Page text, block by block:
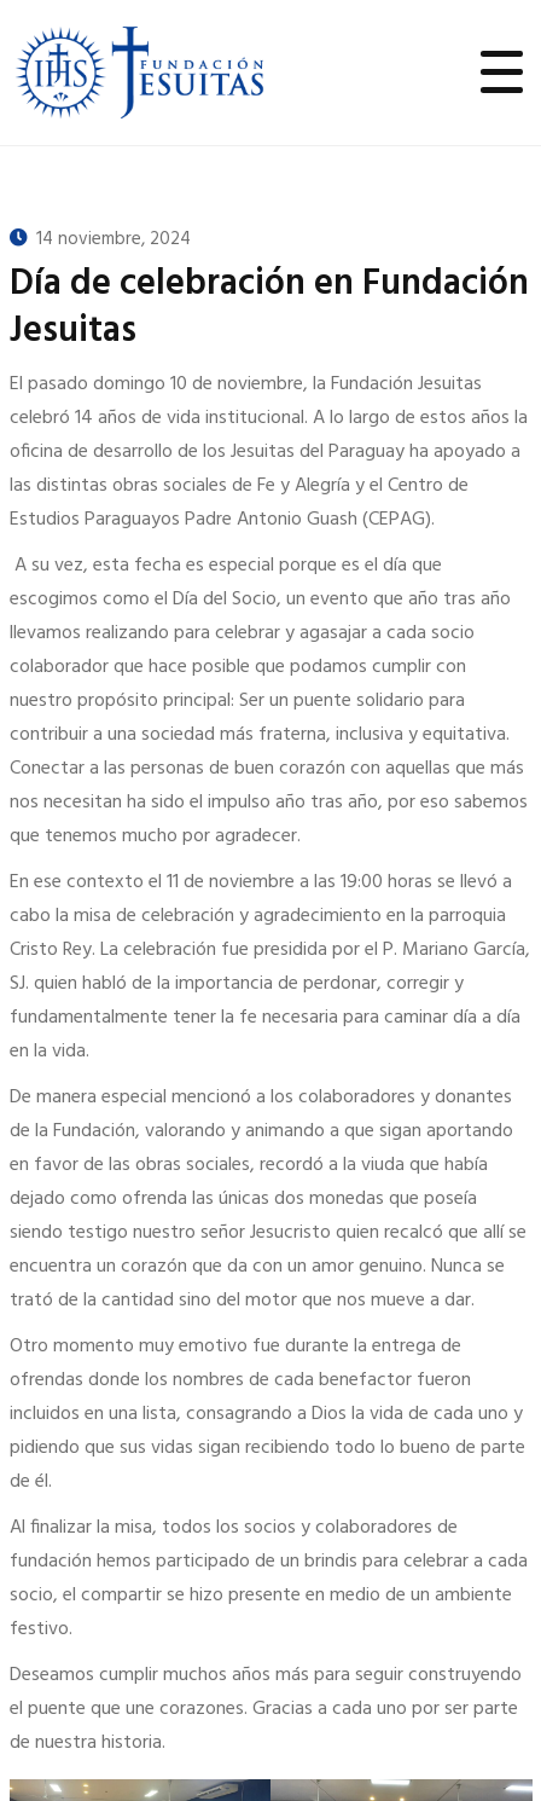
14 noviembre, 2024
Día de celebración en Fundación
Jesuitas
El pasado domingo 10 de noviembre, la Fundación Jesuitas
celebró 14 años de vida institucional. A lo largo de estos años la
oficina de desarrollo de los Jesuitas del Paraguay ha apoyado a
las distintas obras sociales de Fe y Alegría y el Centro de
Estudios Paraguayos Padre Antonio Guash (CEPAG).
A su vez, esta fecha es especial porque es el día que
escogimos como el Día del Socio, un evento que año tras año
llevamos realizando para celebrar y agasajar a cada socio
colaborador que hace posible que podamos cumplir con
nuestro propósito principal: Ser un puente solidario para
contribuir a una sociedad más fraterna, inclusiva y equitativa.
Conectar a las personas de buen corazón con aquellas que más
nos necesitan ha sido el impulso año tras año, por eso sabemos
que tenemos mucho por agradecer.
En ese contexto el 11 de noviembre a las 19:00 horas se llevó a
cabo la misa de celebración y agradecimiento en la parroquia
Cristo Rey. La celebración fue presidida por el P. Mariano García,
SJ. quien habló de la importancia de perdonar, corregir y
fundamentalmente tener la fe necesaria para caminar día a día
en la vida.
De manera especial mencionó a los colaboradores y donantes
de la Fundación, valorando y animando a que sigan aportando
en favor de las obras sociales, recordó a la viuda que había
dejado como ofrenda las únicas dos monedas que poseía
siendo testigo nuestro señor Jesucristo quien recalcó que allí se
encuentra un corazón que da con un amor genuino. Nunca se
trató de la cantidad sino del motor que nos mueve a dar.
Otro momento muy emotivo fue durante la entrega de
ofrendas donde los nombres de cada benefactor fueron
incluidos en una lista, consagrando a Dios la vida de cada uno y
pidiendo que sus vidas sigan recibiendo todo lo bueno de parte
de él.
Al finalizar la misa, todos los socios y colaboradores de
fundación hemos participado de un brindis para celebrar a cada
socio, el compartir se hizo presente en medio de un ambiente
festivo.
Deseamos cumplir muchos años más para seguir construyendo
el puente que une corazones. Gracias a cada uno por ser parte
de nuestra historia.